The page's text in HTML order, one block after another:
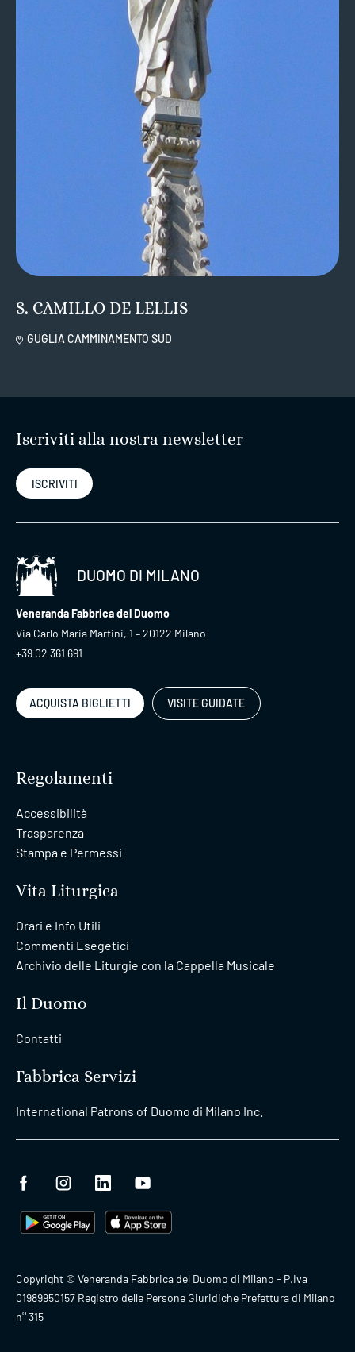
S. CAMILLO DE LELLIS
GUGLIA CAMMINAMENTO SUD
Iscriviti alla nostra newsletter
ISCRIVITI
DUOMO DI MILANO
Veneranda Fabbrica del Duomo
Via Carlo Maria Martini, 1 – 20122 Milano
+39 02 361 691
ACQUISTA BIGLIETTI VISITE GUIDATE
Regolamenti
Accessibilità
Trasparenza
Stampa e Permessi
Vita Liturgica
Orari e Info Utili
Commenti Esegetici
Archivio delle Liturgie con la Cappella Musicale
Il Duomo
Contatti
Fabbrica Servizi
International Patrons of Duomo di Milano Inc.
Copyright © Veneranda Fabbrica del Duomo di Milano - P.Iva
01989950157 Registro delle Persone Giuridiche Prefettura di Milano
n° 315